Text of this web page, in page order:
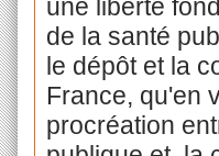
une liberté
de la santé
le dépôt et la
France, qu'en
procréation